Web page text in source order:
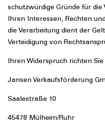
schutzwürdige Gründe für die
Ihren Interessen, Rechten
die Verarbeitung dient der
Verteidigung von
Ihren Widerspruch richten
Jansen Verkaufsförderung
Saalestraße 10
45478 Mülheim/Ruhr